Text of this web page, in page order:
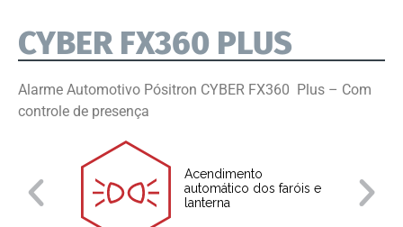
CYBER FX360 PLUS
Alarme Automotivo Pósitron CYBER FX360 Plus – Com
controle de presença
Acendimento
automático dos faróis e
lanterna